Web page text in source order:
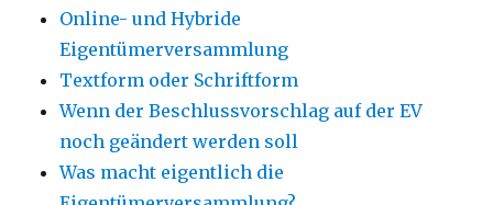
Online- und Hybride
Eigentümerversammlung
Textform oder Schriftform
Wenn der Beschlussvorschlag auf der EV
noch geändert werden soll
Was macht eigentlich die